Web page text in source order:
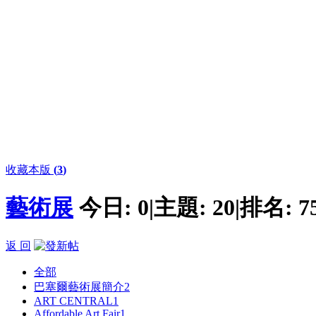
收藏本版 (3)
藝術展 今日: 0|主題: 20|排名:
返 回
全部
巴塞爾藝術展簡介2
ART CENTRAL1
Affordable Art Fair1